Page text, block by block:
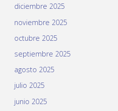
diciembre 2025
noviembre 2025
octubre 2025
septiembre 2025
agosto 2025
julio 2025
junio 2025